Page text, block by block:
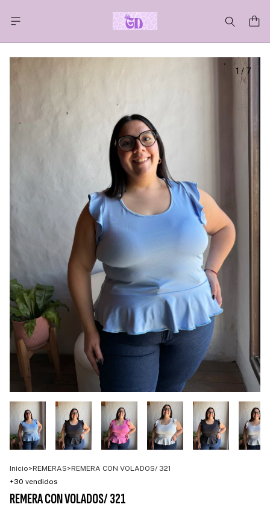
1 / 7
Inicio>REMERAS>REMERA CON VOLADOS/ 321
+30 vendidos
REMERA CON VOLADOS/ 321